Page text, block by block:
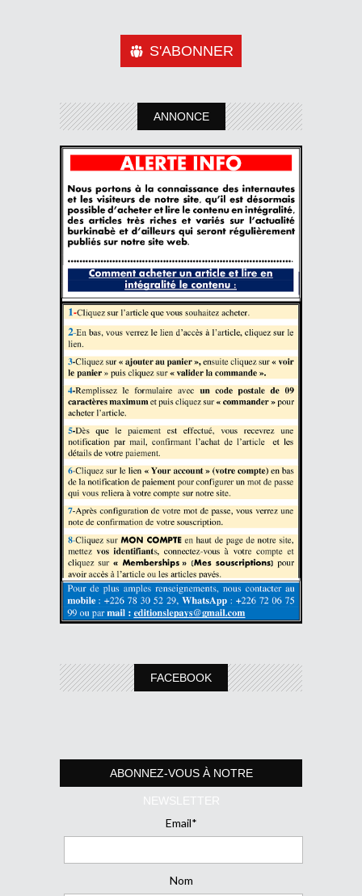
S'ABONNER
ANNONCE
FACEBOOK
ABONNEZ-VOUS À NOTRE
NEWSLETTER
Email*
Nom